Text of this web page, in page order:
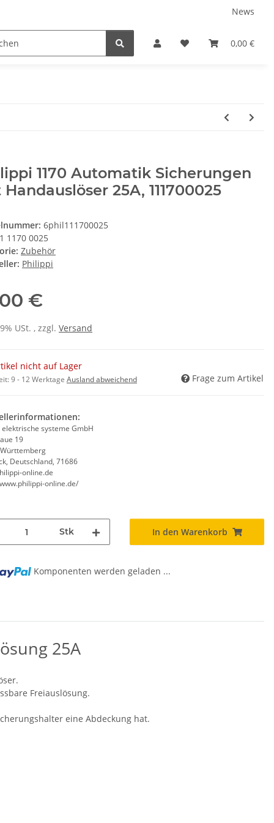
News
0,00 €
1170 Automatik Sicherungen
25A, 111700025
6phil111700025
1 1170 0025
Zubehör
Philippi
€
USt. , zzgl. Versand
nicht auf Lager
9 - 12 Werktage Ausland abweichend Frage zum Artikel
systeme GmbH
19
Deutschland, 71686
online.de
online.de/
Stk In den Warenkorb
Komponenten werden geladen ...
25A
Freiauslösung.
eine Abdeckung hat.